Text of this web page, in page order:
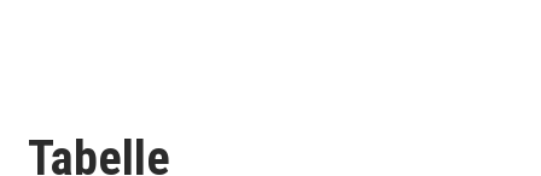
Tabelle